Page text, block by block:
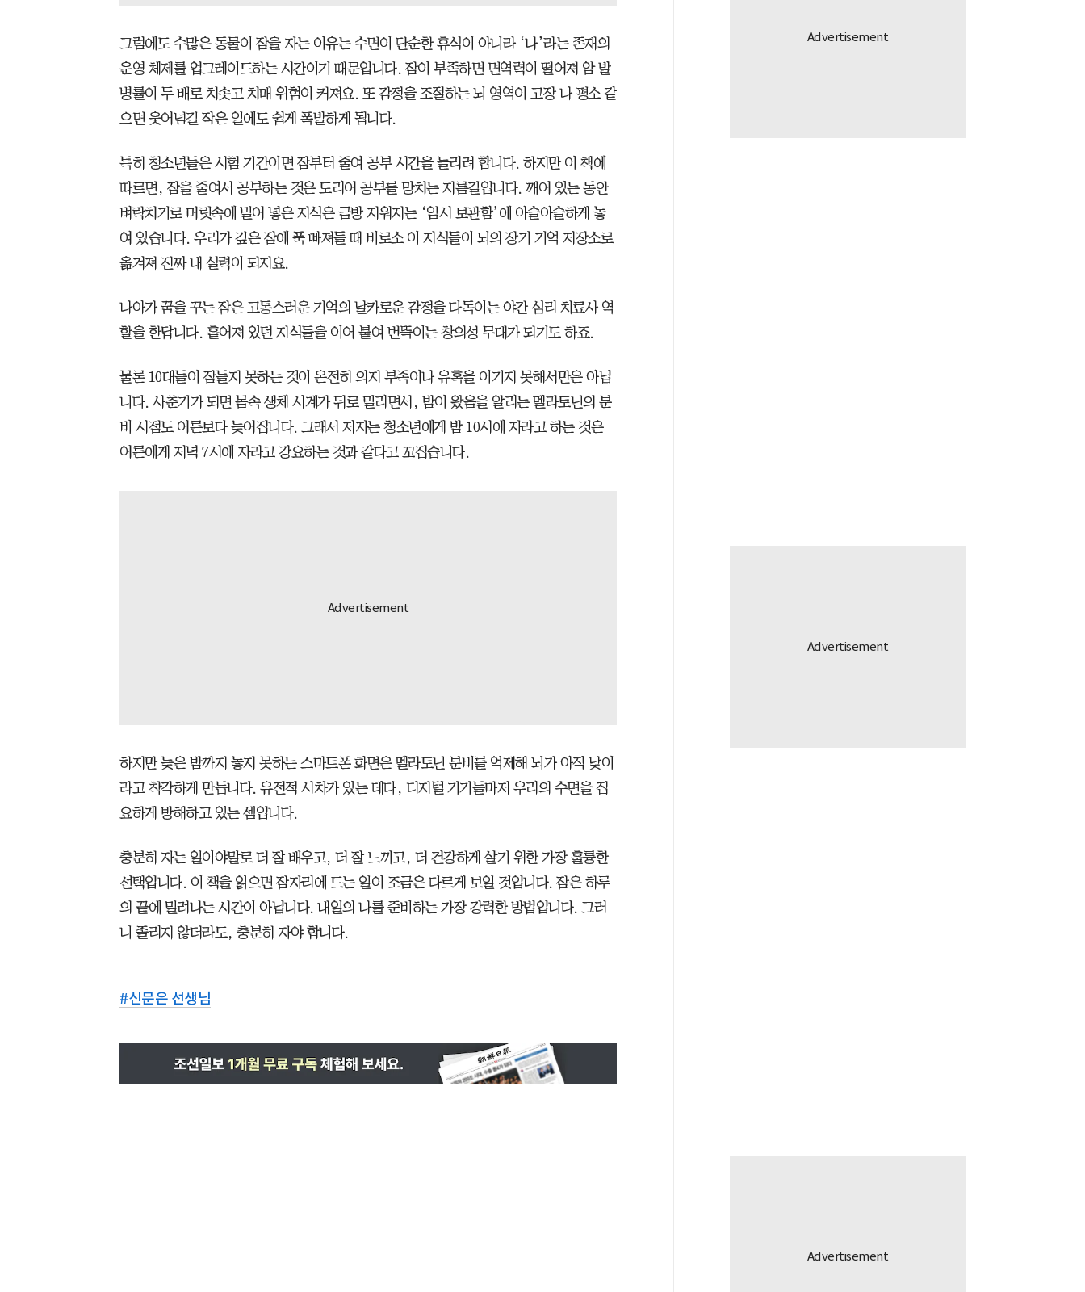
그럼에도 수많은 동물이 잠을 자는 이유는 수면이 단순한 휴식이 아니라 ‘나’라는 존재의
운영 체제를 업그레이드하는 시간이기 때문입니다. 잠이 부족하면 면역력이 떨어져 암 발
병률이 두 배로 치솟고 치매 위험이 커져요. 또 감정을 조절하는 뇌 영역이 고장 나 평소 같
으면 웃어넘길 작은 일에도 쉽게 폭발하게 됩니다.
특히 청소년들은 시험 기간이면 잠부터 줄여 공부 시간을 늘리려 합니다. 하지만 이 책에
따르면, 잠을 줄여서 공부하는 것은 도리어 공부를 망치는 지름길입니다. 깨어 있는 동안
벼락치기로 머릿속에 밀어 넣은 지식은 금방 지워지는 ‘임시 보관함’에 아슬아슬하게 놓
여 있습니다. 우리가 깊은 잠에 푹 빠져들 때 비로소 이 지식들이 뇌의 장기 기억 저장소로
옮겨져 진짜 내 실력이 되지요.
나아가 꿈을 꾸는 잠은 고통스러운 기억의 날카로운 감정을 다독이는 야간 심리 치료사 역
할을 한답니다. 흩어져 있던 지식들을 이어 붙여 번뜩이는 창의성 무대가 되기도 하죠.
물론 10대들이 잠들지 못하는 것이 온전히 의지 부족이나 유혹을 이기지 못해서만은 아닙
니다. 사춘기가 되면 몸속 생체 시계가 뒤로 밀리면서, 밤이 왔음을 알리는 멜라토닌의 분
비 시점도 어른보다 늦어집니다. 그래서 저자는 청소년에게 밤 10시에 자라고 하는 것은
어른에게 저녁 7시에 자라고 강요하는 것과 같다고 꼬집습니다.
하지만 늦은 밤까지 놓지 못하는 스마트폰 화면은 멜라토닌 분비를 억제해 뇌가 아직 낮이
라고 착각하게 만듭니다. 유전적 시차가 있는 데다, 디지털 기기들마저 우리의 수면을 집
요하게 방해하고 있는 셈입니다.
충분히 자는 일이야말로 더 잘 배우고, 더 잘 느끼고, 더 건강하게 살기 위한 가장 훌륭한
선택입니다. 이 책을 읽으면 잠자리에 드는 일이 조금은 다르게 보일 것입니다. 잠은 하루
의 끝에 밀려나는 시간이 아닙니다. 내일의 나를 준비하는 가장 강력한 방법입니다. 그러
니 졸리지 않더라도, 충분히 자야 합니다.
#신문은 선생님